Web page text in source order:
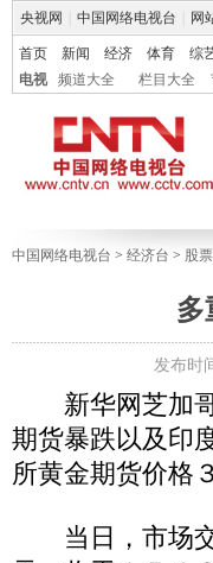
央视网 中国网络电视台 网
首页 新闻 经济 体育 综
电视
频道大全 栏目大全
中国网络电视台 > 经济台 > 股票
多
发布时
新华网芝加哥
期货暴跌以及印
所黄金期货价格
当日，市场交